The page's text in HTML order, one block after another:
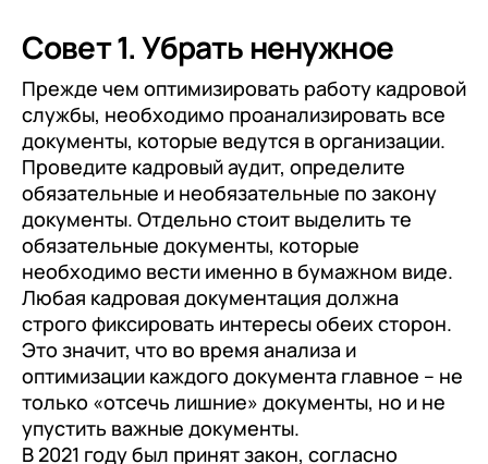
Совет 1. Убрать ненужное
Прежде чем оптимизировать работу кадровой
службы, необходимо проанализировать все
документы, которые ведутся в организации.
Проведите кадровый аудит, определите
обязательные и необязательные по закону
документы. Отдельно стоит выделить те
обязательные документы, которые
необходимо вести именно в бумажном виде.
Любая кадровая документация должна
строго фиксировать интересы обеих сторон.
Это значит, что во время анализа и
оптимизации каждого документа главное – не
только «отсечь лишние» документы, но и не
упустить важные документы.
В 2021 году был принят закон, согласно